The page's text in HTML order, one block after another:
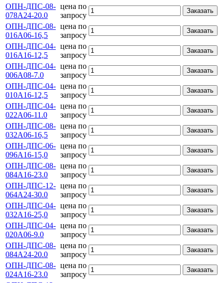
ОПН-ДПС-08-
078А24-20.0
цена по
запросу
Заказать
ОПН-ДПС-08-
016А06-16,5
цена по
запросу
Заказать
ОПН-ДПС-04-
016А16-12,5
цена по
запросу
Заказать
ОПН-ДПС-04-
006А08-7.0
цена по
запросу
Заказать
ОПН-ДПС-04-
010А16-12,5
цена по
запросу
Заказать
ОПН-ДПС-04-
022А06-11.0
цена по
запросу
Заказать
ОПН-ДПС-08-
032А06-16,5
цена по
запросу
Заказать
ОПН-ДПС-06-
096А16-15,0
цена по
запросу
Заказать
ОПН-ДПС-08-
084А16-23.0
цена по
запросу
Заказать
ОПН-ДПС-12-
064А24-30.0
цена по
запросу
Заказать
ОПН-ДПС-04-
032А16-25,0
цена по
запросу
Заказать
ОПН-ДПС-04-
020А06-9.0
цена по
запросу
Заказать
ОПН-ДПС-08-
084А24-20.0
цена по
запросу
Заказать
ОПН-ДПС-08-
024А16-23.0
цена по
запросу
Заказать